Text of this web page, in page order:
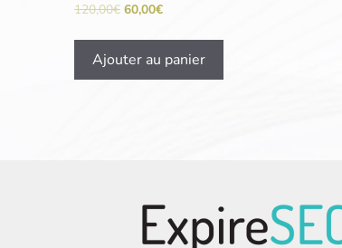
120,00€ 60,00€
Ajouter au panier